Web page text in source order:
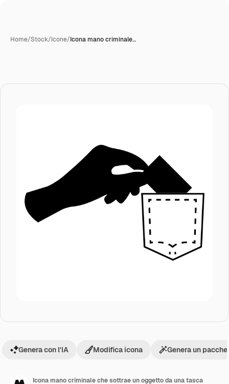
Home/Stock/Icone/Icona mano criminale…
Genera con l'IA Modifica icona Genera un
Icona mano criminale che sottrae un oggetto da una tasca